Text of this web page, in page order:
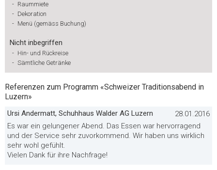
- Raummiete
- Dekoration
- Menü (gemäss Buchung)
Nicht inbegriffen
- Hin- und Rückreise
- Sämtliche Getränke
Referenzen zum Programm «Schweizer Traditionsabend in
Luzern»
Ursi Andermatt, Schuhhaus Walder AG Luzern
28.01.2016
Es war ein gelungener Abend. Das Essen war hervorragend
und der Service sehr zuvorkommend. Wir haben uns wirklich
sehr wohl gefühlt.
Vielen Dank für ihre Nachfrage!